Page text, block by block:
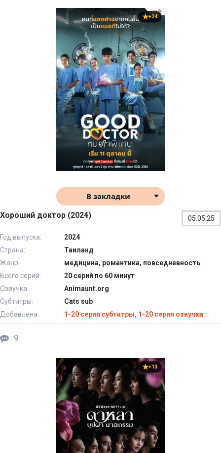
+24
В закладки
Хороший доктор (2024) 05.05.25
Год выпуска:
2024
Страна:
Таиланд
Жанр:
медицина, романтика, повседневность
Всего серий:
20 серий по 60 минут
Озвучка:
Animaunt.org
Субтитры:
Cats sub
Добавлена:
1-20 серия субтитры, 1-20 серия озвучка
9
+13